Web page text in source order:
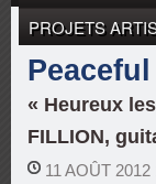
PROJETS
GUITARE
« Heureux
FILLION,
11 AOÛT 2012